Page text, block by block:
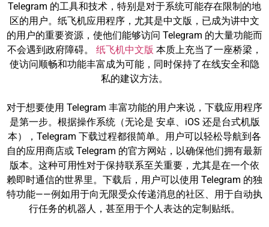
Telegram 的工具和技术，特别是对于系统可能存在限制的地
区的用户。纸飞机应用程序，尤其是中文版，已成为讲中文
的用户的重要资源，使他们能够访问 Telegram 的大量功能而
不会遇到政府障碍。 纸飞机中文版 本质上充当了一座桥梁，
使访问顺畅和功能丰富成为可能，同时保持了在线安全和隐
私的建议方法。
对于想要使用 Telegram 丰富功能的用户来说，下载应用程序
是第一步。根据操作系统（无论是 安卓、iOS 还是台式机版
本），Telegram 下载过程都很简单。用户可以轻松导航到各
自的应用商店或 Telegram 的官方网站，以确保他们拥有最新
版本。这种可用性对于保持联系至关重要，尤其是在一个依
赖即时通信的世界里。下载后，用户可以使用 Telegram 的独
特功能——例如用于向无限受众传递消息的社区、用于自动执
行任务的机器人，甚至用于个人表达的定制贴纸。